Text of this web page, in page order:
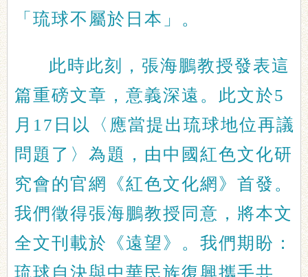
「琉球不屬於日本」。
此時此刻，張海鵬教授發表這
篇重磅文章，意義深遠。此文於5
月17日以〈應當提出琉球地位再議
問題了〉為題，由中國紅色文化研
究會的官網《紅色文化網》首發。
我們徵得張海鵬教授同意，將本文
全文刊載於《遠望》。我們期盼：
琉球自決與中華民族復興攜手共